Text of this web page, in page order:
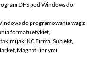
DFS pod Windows do
do programowania wag z
formatu etykiet,
jak: KC Firma, Subiekt,
Magnat i innymi.